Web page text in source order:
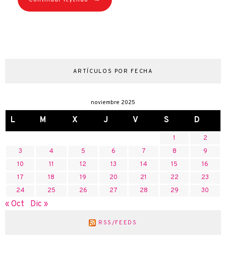
ARTÍCULOS POR FECHA
noviembre 2025
L M X J V S D
1
2
3
4 5 6 7 8
9
10
11 12 13 14 15
16
17
18 19 20 21 22
23
24
25 26 27 28 29 30
« Oct Dic »
RSS/FEEDS